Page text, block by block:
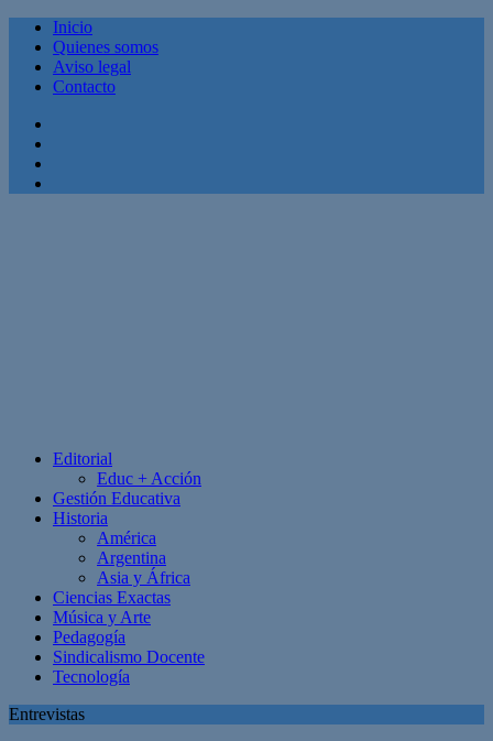
Inicio
Quienes somos
Aviso legal
Contacto
Editorial
Educ + Acción
Gestión Educativa
Historia
América
Argentina
Asia y África
Ciencias Exactas
Música y Arte
Pedagogía
Sindicalismo Docente
Tecnología
Entrevistas